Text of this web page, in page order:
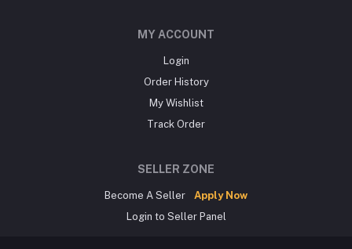
MY ACCOUNT
Login
Order History
My Wishlist
Track Order
SELLER ZONE
Become A Seller
Apply Now
Login to Seller Panel